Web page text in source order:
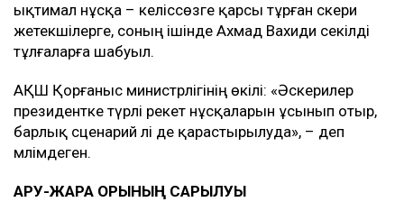
ықтимал нұсқа – келіссөзге қарсы тұрған әскери
жетекшілерге, соның ішінде Ахмад Вахиди секілді
тұлғаларға шабуыл.
АҚШ Қорғаныс министрлігінің өкілі: «Әскерилер
президентке түрлі әрекет нұсқаларын ұсынып отыр,
барлық сценарий әлі де қарастырылуда», – деп
мәлімдеген.
ҚАРУ-ЖАРАҚ ҚОРЫНЫҢ САРҚЫЛУЫ